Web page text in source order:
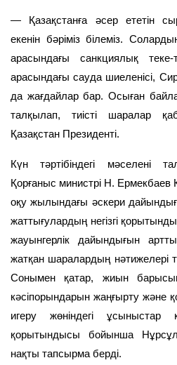
— Қазақстанға әсер ететін
екенін бәріміз білеміз.
арасындағы санкциялық
арасындағы сауда шиеленісі,
да жағдайлар бар. Осыған
талқылап, тиісті шаралар
Қазақстан Президенті.
Күн тәртібіндегі мәселені
Қорғаныс министрі Н.
оқу жылындағы әскери
жаттығулардың негізгі
жауынгерлік дайындығын
жатқан шаралардың нәтижелері
Сонымен қатар, жиын
кәсіпорындарын жаңғырту және
игеру жөніндегі ұсыныстар
қорытындысы бойынша
нақты тапсырма берді.